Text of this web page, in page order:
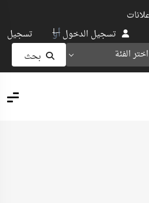
اختر الفئة بحث
تسجيل الدخولأو تسجيل